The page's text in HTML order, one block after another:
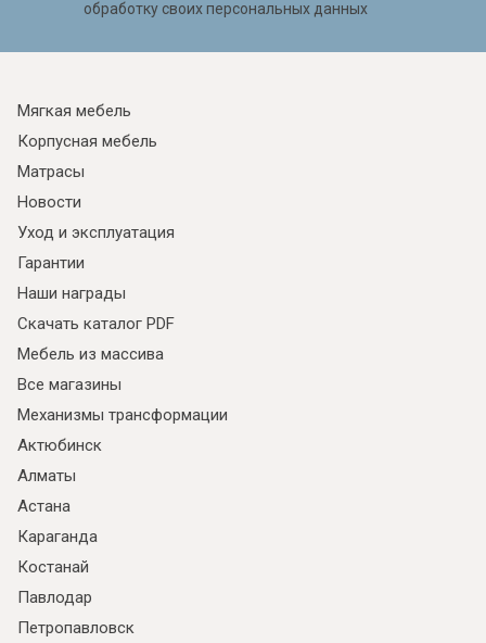
обработку своих персональных данных
Мягкая мебель
Корпусная мебель
Матрасы
Новости
Уход и эксплуатация
Гарантии
Наши награды
Скачать каталог PDF
Мебель из массива
Все магазины
Механизмы трансформации
Актюбинск
Алматы
Астана
Караганда
Костанай
Павлодар
Петропавловск